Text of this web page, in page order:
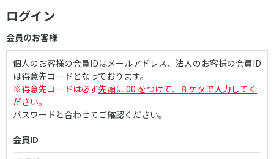
ログイン
会員のお客様
個人のお客様の会員IDはメールアドレス、法人のお客様の会員ID
は得意先コードとなっております。
※得意先コードは必ず先頭に 00 をつけて、８ケタで入力してく
ださい。
パスワードと合わせてご確認ください。
会員ID